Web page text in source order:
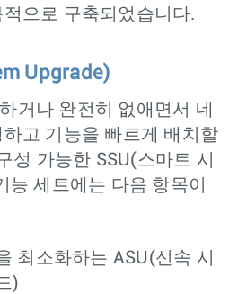
으로 구축되었습니다.
Upgrade)
거나 완전히 없애면서 네
고 기능을 빠르게 배치할
성 가능한 SSU(스마트 시
능 세트에는 다음 항목이
최소화하는 ASU(신속 시
)